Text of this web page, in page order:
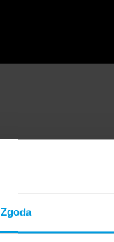
Zgoda